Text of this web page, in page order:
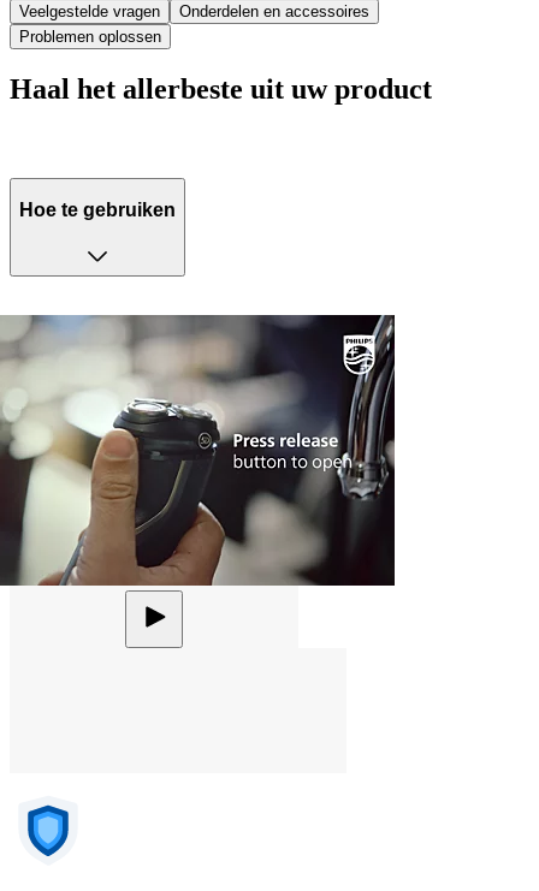
Veelgestelde vragen
Onderdelen en accessoires
Problemen oplossen
Haal het allerbeste uit uw product
Hoe te gebruiken